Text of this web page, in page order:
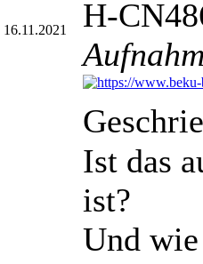
16.11.2021
Ist das
ist?
Und